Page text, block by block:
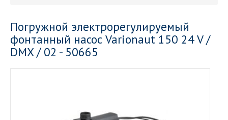
Погружной электрорегулируемый
фонтанный насос Varionaut 150 24 V /
DMX / 02 - 50665